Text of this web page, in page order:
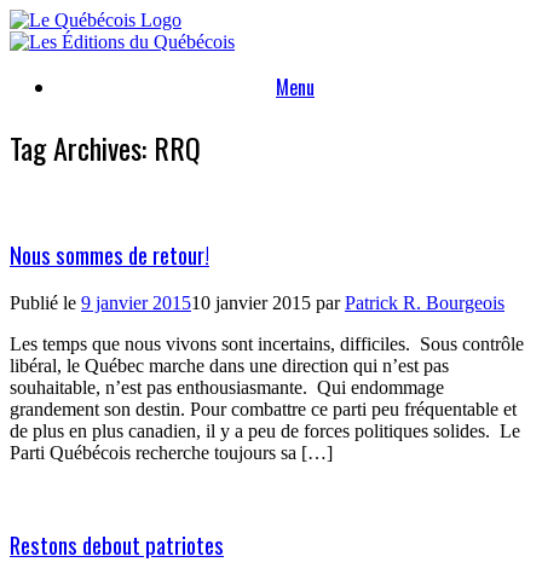
Skip
to
Menu
Tag Archives: RRQ
Nous sommes de retour!
Publié le 9 janvier 201510 janvier 2015 parPatrick R. Bourgeois
Les temps que nous vivons sont incertains, difficiles. Sous contrôle
libéral, le Québec marche dans une direction qui n’est pas
souhaitable, n’est pas enthousiasmante. Qui endommage
grandement son destin. Pour combattre ce parti peu fréquentable et
de plus en plus canadien, il y a peu de forces politiques solides. Le
Parti Québécois recherche toujours sa […]
Restons debout patriotes